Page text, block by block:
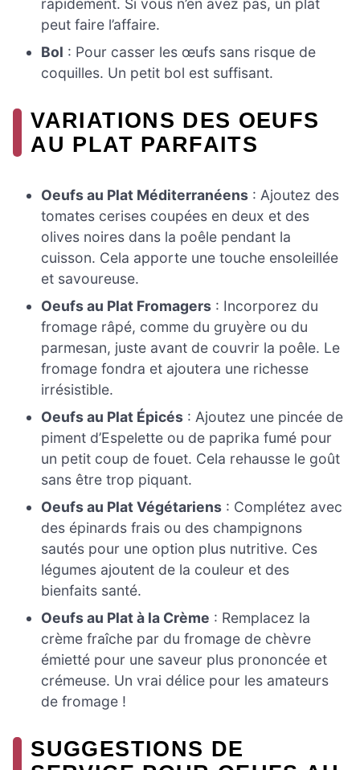
rapidement. Si vous n’en avez pas, un plat
peut faire l’affaire.
Bol : Pour casser les œufs sans risque de
coquilles. Un petit bol est suffisant.
VARIATIONS DES OEUFS
AU PLAT PARFAITS
Oeufs au Plat Méditerranéens : Ajoutez des
tomates cerises coupées en deux et des
olives noires dans la poêle pendant la
cuisson. Cela apporte une touche ensoleillée
et savoureuse.
Oeufs au Plat Fromagers : Incorporez du
fromage râpé, comme du gruyère ou du
parmesan, juste avant de couvrir la poêle. Le
fromage fondra et ajoutera une richesse
irrésistible.
Oeufs au Plat Épicés : Ajoutez une pincée de
piment d’Espelette ou de paprika fumé pour
un petit coup de fouet. Cela rehausse le goût
sans être trop piquant.
Oeufs au Plat Végétariens : Complétez avec
des épinards frais ou des champignons
sautés pour une option plus nutritive. Ces
légumes ajoutent de la couleur et des
bienfaits santé.
Oeufs au Plat à la Crème : Remplacez la
crème fraîche par du fromage de chèvre
émietté pour une saveur plus prononcée et
crémeuse. Un vrai délice pour les amateurs
de fromage !
SUGGESTIONS DE